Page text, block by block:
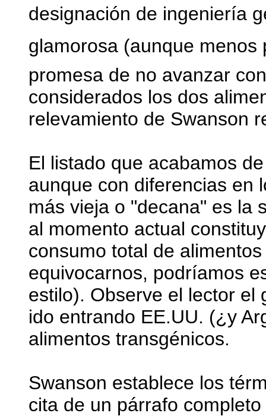
designación de ingeniería
glamorosa (aunque menos
promesa de no avanzar
considerados los dos
relevamiento de Swanson
El listado que acabamos
aunque con diferencias en
más vieja o "decana" es la
al momento actual
consumo total de
equivocarnos, podríamos
estilo). Observe el lector el
ido entrando EE.UU. (¿y
alimentos transgénicos.
Swanson establece los
cita de un párrafo